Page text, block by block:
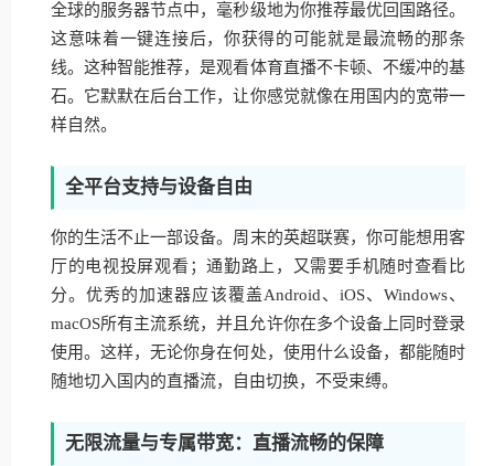
全球的服务器节点中，毫秒级地为你推荐最优回国路径。
这意味着一键连接后，你获得的可能就是最流畅的那条
线。这种智能推荐，是观看体育直播不卡顿、不缓冲的基
石。它默默在后台工作，让你感觉就像在用国内的宽带一
样自然。
全平台支持与设备自由
你的生活不止一部设备。周末的英超联赛，你可能想用客
厅的电视投屏观看；通勤路上，又需要手机随时查看比
分。优秀的加速器应该覆盖Android、iOS、Windows、
macOS所有主流系统，并且允许你在多个设备上同时登录
使用。这样，无论你身在何处，使用什么设备，都能随时
随地切入国内的直播流，自由切换，不受束缚。
无限流量与专属带宽：直播流畅的保障